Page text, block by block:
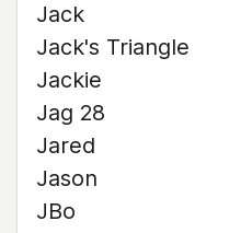
Jack
Jack's Triangle
Jackie
Jag 28
Jared
Jason
JBo